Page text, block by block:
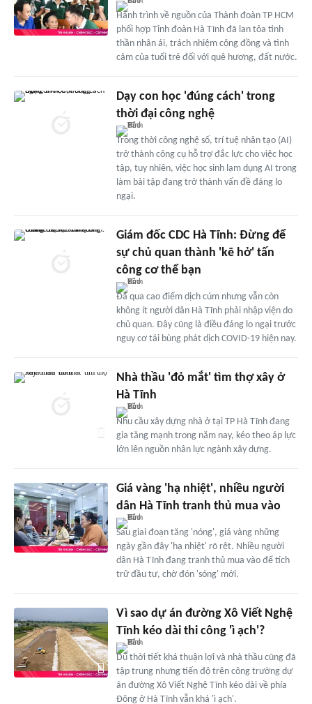
Hành trình về nguồn của Thành đoàn TP HCM
phối hợp Tỉnh đoàn Hà Tĩnh đã lan tỏa tinh
thần nhân ái, trách nhiệm cộng đồng và tình
cảm của tuổi trẻ đối với quê hương, đất nước.
Dạy con học 'đúng cách' trong
thời đại công nghệ
Trong thời công nghệ số, trí tuệ nhân tạo (AI)
trở thành công cụ hỗ trợ đắc lực cho việc học
tập, tuy nhiên, việc học sinh lạm dụng AI trong
làm bài tập đang trở thành vấn đề đáng lo
ngại.
Giám đốc CDC Hà Tĩnh: Đừng để
sự chủ quan thành 'kẽ hở' tấn
công cơ thể bạn
Đã qua cao điểm dịch cúm nhưng vẫn còn
không ít người dân Hà Tĩnh phải nhập viện do
chủ quan. Đây cũng là điều đáng lo ngại trước
nguy cơ tái bùng phát dịch COVID-19 hiện nay.
Nhà thầu 'đỏ mắt' tìm thợ xây ở
Hà Tĩnh
Nhu cầu xây dựng nhà ở tại TP Hà Tĩnh đang
gia tăng mạnh trong năm nay, kéo theo áp lực
lớn lên nguồn nhân lực ngành xây dựng.
Giá vàng 'hạ nhiệt', nhiều người
dân Hà Tĩnh tranh thủ mua vào
Sau giai đoạn tăng 'nóng', giá vàng những
ngày gần đây 'hạ nhiệt' rõ rệt. Nhiều người
dân Hà Tĩnh đang tranh thủ mua vào để tích
trữ đầu tư, chờ đón 'sóng' mới.
Vì sao dự án đường Xô Viết Nghệ
Tĩnh kéo dài thi công 'ì ạch'?
Dù thời tiết khá thuận lợi và nhà thầu cũng đã
tập trung nhưng tiến độ trên công trường dự
án đường Xô Viết Nghệ Tĩnh kéo dài về phía
Đông ở Hà Tĩnh vẫn khá 'ì ạch'.